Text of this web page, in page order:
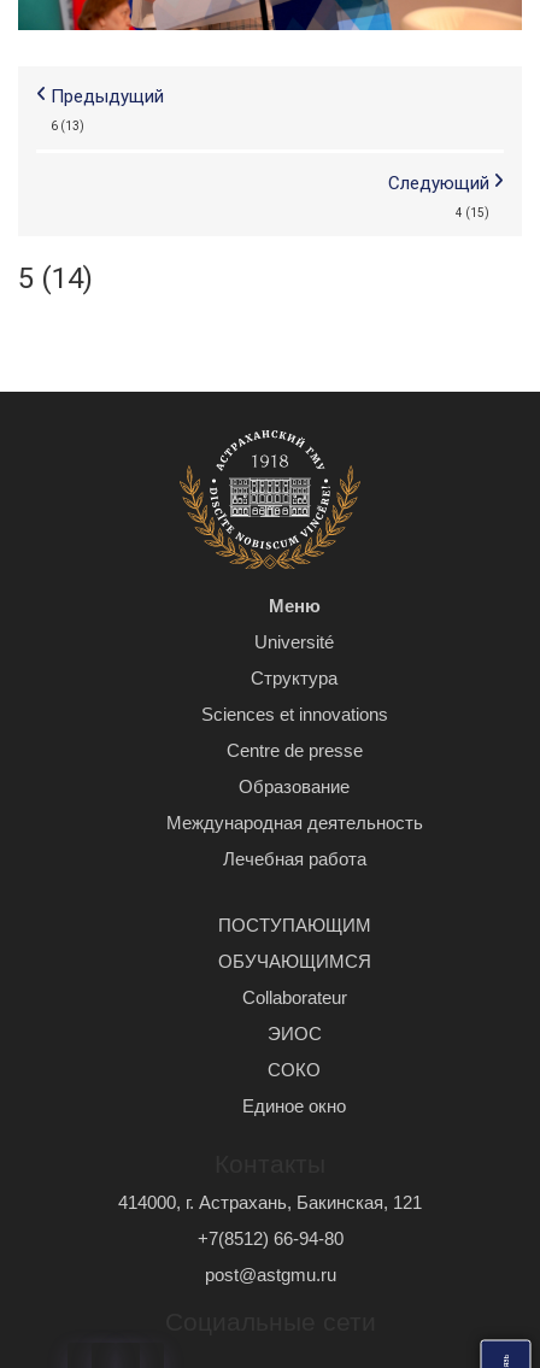
Предыдущий
6 (13)
Следующий
4 (15)
5 (14)
Меню
Université
Структура
Sciences et innovations
Centre de presse
Образование
Международная деятельность
Лечебная работа
ПОСТУПАЮЩИМ
ОБУЧАЮЩИМСЯ
Сollaborateur
ЭИОС
СОКО
Единое окно
414000, г. Астрахань, Бакинская, 121
+7(8512) 66-94-80
post@astgmu.ru